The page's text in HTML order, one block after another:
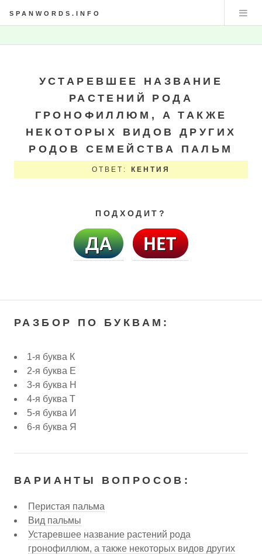
SPANWORDS.INFO
УСТАРЕВШЕЕ НАЗВАНИЕ
РАСТЕНИЙ РОДА
ГРОНОФИЛЛЮМ, А ТАКЖЕ
НЕКОТОРЫХ ВИДОВ ДРУГИХ
РОДОВ СЕМЕЙСТВА ПАЛЬМ
ОТВЕТ: КЕНТИЯ
ПОДХОДИТ?
РАЗБОР ПО БУКВАМ:
1-я буква К
2-я буква Е
3-я буква Н
4-я буква Т
5-я буква И
6-я буква Я
ВАРИАНТЫ ВОПРОСОВ:
Перистая пальма
Вид пальмы
Устаревшее название растений рода
гронофиллюм, а также некоторых видов других